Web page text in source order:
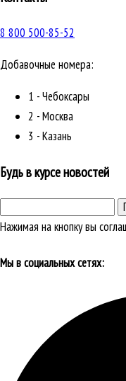
8 800 500-85-52
Добавочные номера:
1 - Чебоксары
2 - Москва
3 - Казань
Будь в курсе новостей
Нажимая на кнопку вы
Мы в социальных сетях: